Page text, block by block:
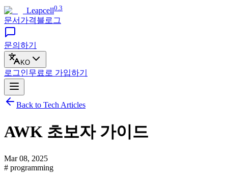
Leapcell0.3
문서 가격블로그
문의하기
KO
로그인무료로 가입하기
Back to Tech Articles
AWK 초보자 가이드
Mar 08, 2025
# programming